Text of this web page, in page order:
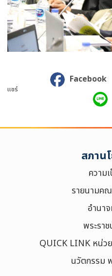
แชร์
Facebook
สภาน
ความ
รายนามค
อำนา
พระรา
QUICK LINK หน่ว
นวัตกรรม